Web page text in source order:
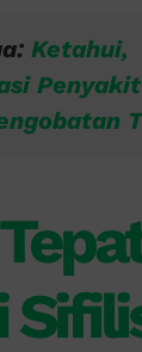
Ketahui,